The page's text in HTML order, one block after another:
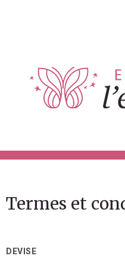
Termes et
DEVISE